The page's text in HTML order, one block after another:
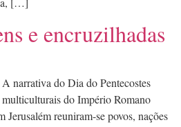
e encruzilhadas
narrativa do Dia do Pentecostes
do Império Romano
Jerusalém reuniram-se povos, nações